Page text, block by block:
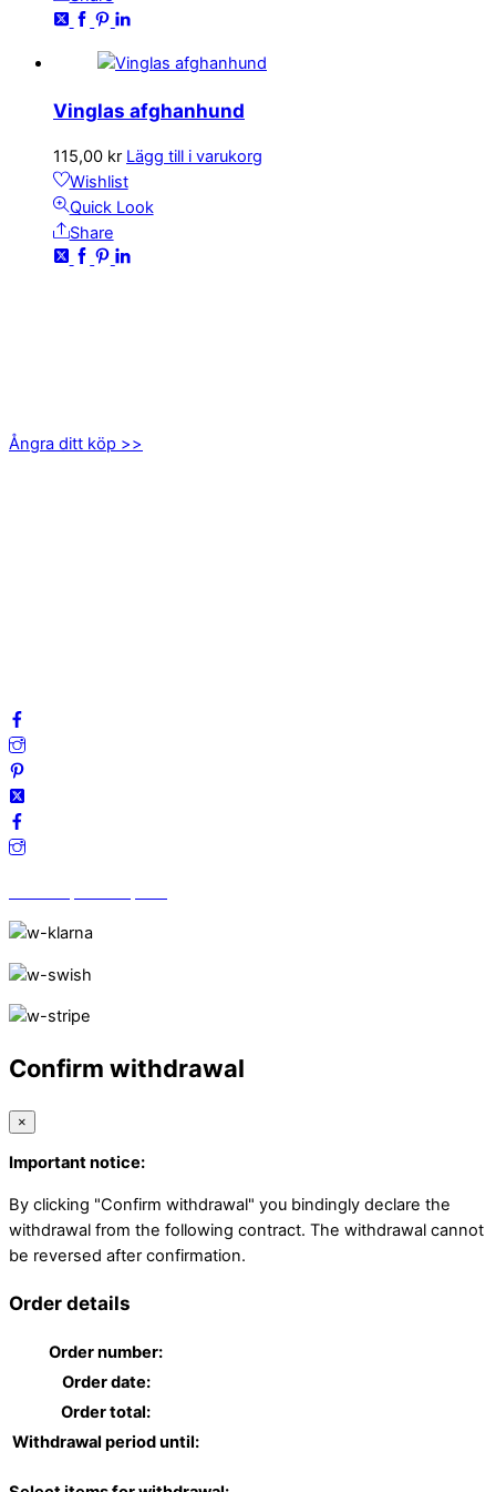
Vinglas afghanhund
115,00 kr Lägg till i varukorg
Wishlist
Quick Look
Share
Ångra ditt köp >>
Confirm withdrawal
×
Important notice:
By clicking "Confirm withdrawal" you bindingly declare the
withdrawal from the following contract. The withdrawal cannot
be reversed after confirmation.
Order details
Order number:
Order date:
Order total:
Withdrawal period until: